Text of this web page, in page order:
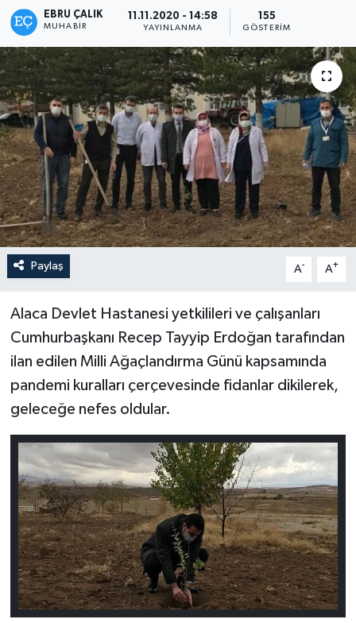
EBRU ÇALIK
MUHABIR
11.11.2020 - 14:58
YAYINLANMA
155
GÖSTERIM
Paylaş A- A+
Alaca Devlet Hastanesi yetkilileri ve çalışanları
Cumhurbaşkanı Recep Tayyip Erdoğan tarafından
ilan edilen Milli Ağaçlandırma Günü kapsamında
pandemi kuralları çerçevesinde fidanlar dikilerek,
geleceğe nefes oldular.